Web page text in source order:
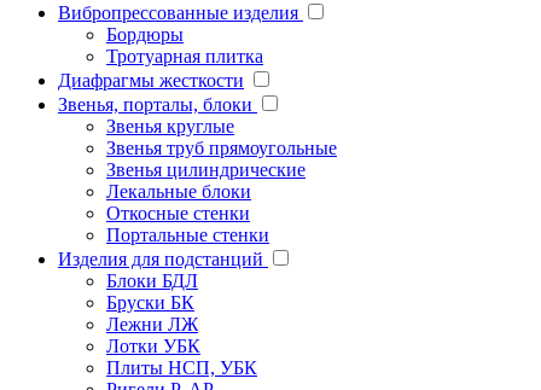
Вибропрессованные изделия
Бордюры
Тротуарная плитка
Диафрагмы жесткости
Звенья, порталы, блоки
Звенья круглые
Звенья труб прямоугольные
Звенья цилиндрические
Лекальные блоки
Откосные стенки
Портальные стенки
Изделия для подстанций
Блоки БДЛ
Бруски БК
Лежни ЛЖ
Лотки УБК
Плиты НСП, УБК